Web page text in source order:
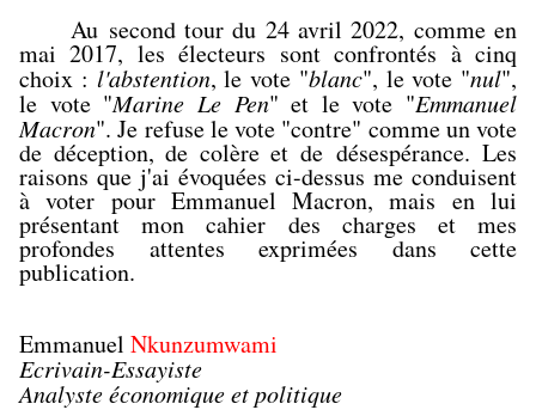
Ausecond tour du 24 avril 2022, comme en
mai 2017, les électeurs sont confrontés à cinq
choix : l'abstention, le vote "blanc", le vote "nul",
le vote "Marine Le Pen" et le vote "Emmanuel
Macron". Je refuse le vote "contre" comme un vote
de déception, de colère et de désespérance. Les
raisons que j'ai évoquées ci-dessus me conduisent
à voter pour Emmanuel Macron, mais en lui
présentant mon cahier des charges et mes
profondes attentes exprimées dans cette
publication.
Emmanuel Nkunzumwami
Ecrivain-Essayiste
Analyste économique et politique